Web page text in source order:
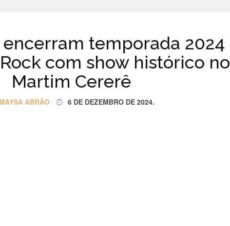
temporada 2024
com show histórico no
Martim Cererê
MAYSA ABRÃO 6 DE DEZEMBRO DE 2024.